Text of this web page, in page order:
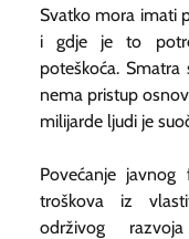
Svatko mora imati
i gdje je to
poteškoća.
nema pristup
milijarde ljudi je
Povećanje javnog
troškova iz
održivog